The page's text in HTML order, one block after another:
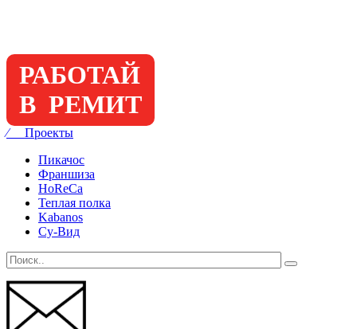
РАБОТАЙ
В РЕМИТ
⁄ Проекты
Пикачос
Франшиза
HoReCa
Теплая полка
Kabanos
Су-Вид